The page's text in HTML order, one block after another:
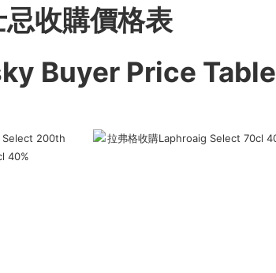
收購價格表
Buyer Price Table